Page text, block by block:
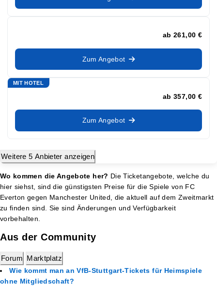
ab 261,00 €
Zum Angebot
MIT HOTEL
ab 357,00 €
Zum Angebot
Weitere 5 Anbieter anzeigen
Wo kommen die Angebote her? Die Ticketangebote, welche du
hier siehst, sind die günstigsten Preise für die Spiele von FC
Everton gegen Manchester United, die aktuell auf dem Zweitmarkt
zu finden sind. Sie sind Änderungen und Verfügbarkeit
vorbehalten.
Aus der Community
Forum Marktplatz
Wie kommt man an VfB-Stuttgart-Tickets für Heimspiele
ohne Mitgliedschaft?